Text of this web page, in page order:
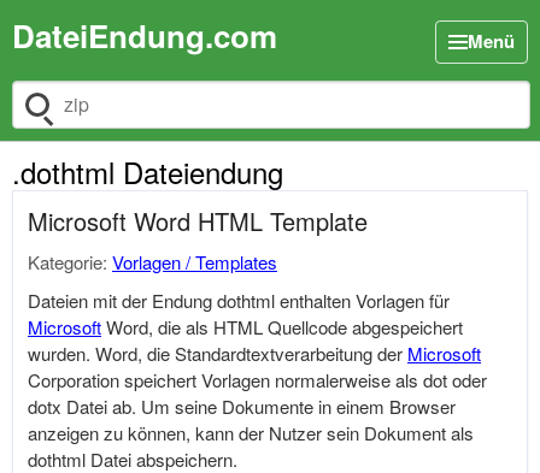
DateiEndung.com Menü
Dateiendung suchen
.dothtml Dateiendung
Microsoft Word HTML Template
Kategorie: Vorlagen / Templates
Dateien mit der Endung dothtml enthalten Vorlagen für
MicrosoftWord, die als HTML Quellcode abgespeichert
wurden. Word, die Standardtextverarbeitung der Microsoft
Corporation speichert Vorlagen normalerweise als dot oder
dotx Datei ab. Um seine Dokumente in einem Browser
anzeigen zu können, kann der Nutzer sein Dokument als
dothtml Datei abspeichern.